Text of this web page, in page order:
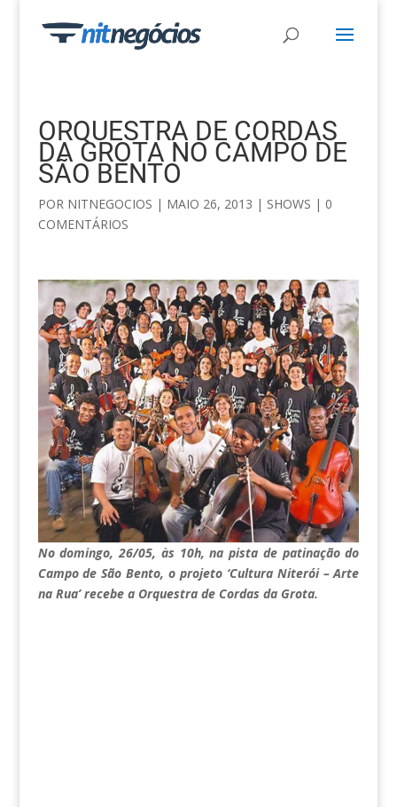
ORQUESTRA DE CORDAS
DA GROTA NO CAMPO DE
SÃO BENTO
POR NITNEGOCIOS | MAIO 26, 2013 | SHOWS | 0
COMENTÁRIOS
No domingo, 26/05, às 10h, na pista de patinação do
Campo de São Bento, o projeto ‘Cultura Niterói – Arte
na Rua’ recebe a Orquestra de Cordas da Grota.